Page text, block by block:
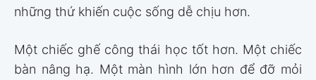
những thứ khiến cuộc sống dễ chịu hơn.
Một chiếc ghế công thái học tốt hơn. Một chiếc
bàn nâng hạ. Một màn hình lớn hơn để đỡ mỏi